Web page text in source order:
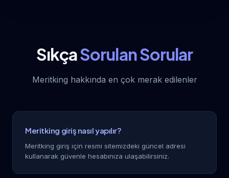
SıkçaSorulan Sorular
Meritking hakkında en çok merak edilenler
Meritking giriş nasıl yapılır?
Meritking giriş için resmi sitemizdeki güncel adresi
kullanarak güvenle hesabınıza ulaşabilirsiniz.